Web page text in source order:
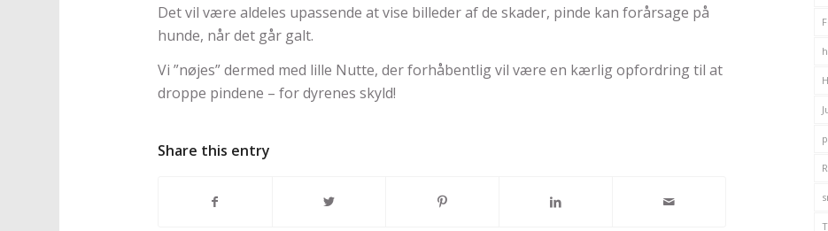
Det vil være aldeles upassende at vise billeder af de skader, pinde kan forårsage på
hunde, når det går galt.
Vi ”nøjes” dermed med lille Nutte, der forhåbentlig vil være en kærlig opfordring til at
droppe pindene – for dyrenes skyld!
Share this entry